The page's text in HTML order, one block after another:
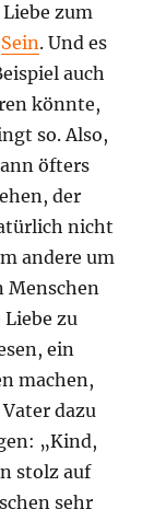
zum
Sein. Und es
auch
könnte,
so. Also,
öfters
der
nicht
andere um
Menschen
zu
ein
machen,
dazu
„Kind,
stolz auf
sehr